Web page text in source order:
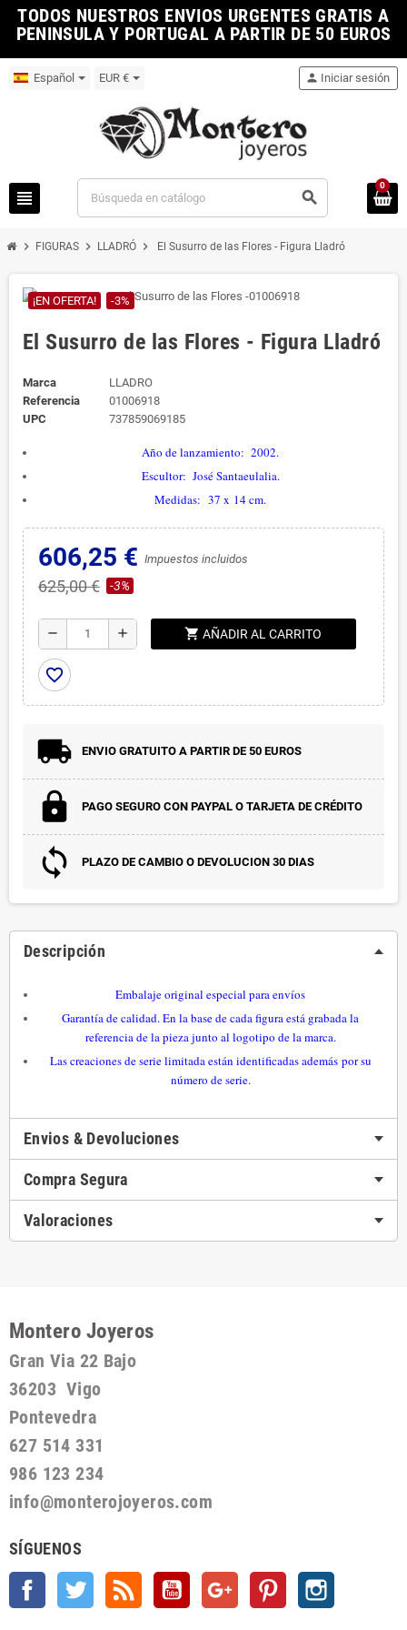
TODOS NUESTROS ENVIOS URGENTES GRATIS A
PENINSULA Y PORTUGAL A PARTIR DE 50 EUROS
Español EUR €
view_headline search
person Iniciar sesión
0
chevron_right FIGURAS chevron_right LLADRÓ chevron_right El Susurro de las Flores - Figura Lladró
¡EN OFERTA! -3%
El Susurro de las Flores - Figura Lladró
Marca
LLADRO
Referencia
01006918
UPC
737859069185
Año de lanzamiento: 2002.
Escultor: José Santaeulalia.
Medidas: 37 x 14 cm.
606,25 € Impuestos incluidos
625,00 € -3%
remove add shopping_cart AÑADIR AL CARRITO
favorite_border
ENVIO GRATUITO A PARTIR DE 50 EUROS
PAGO SEGURO CON PAYPAL O TARJETA DE CRÉDITO
PLAZO DE CAMBIO O DEVOLUCION 30 DIAS
Descripción
Embalaje original especial para envíos
Garantía de calidad. En la base de cada figura está grabada la
referencia de la piezajunto al logotipo de la marca.
Las creaciones de serie limitada están identificadas además por su
número de serie.
Envios & Devoluciones
Compra Segura
Valoraciones
Montero Joyeros
Gran Via 22 Bajo
36203 Vigo
Pontevedra
627 514 331
986 123 234
info@monterojoyeros.com
SÍGUENOS
Facebook Twitter YouTube Google + Pinterest